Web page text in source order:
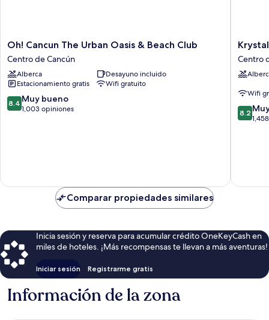
Oh!
Cancun
The
Urban
Oasis
&
Beach
Oh! Cancun The Urban Oasis & Beach Club
Centro de Cancún
Alberca
Desayuno incluido
Estacionamiento gratis
Wifi gratuito
8.4
de
8.4 Muy bueno
1,003 opiniones
Krystal
Urban
Cancun
&
Club
Centro
de
Centro
Wifi
8.2
de
8.2
Comparar propiedades similares
Inicia sesión y reserva para acumular crédito OneKeyCash en
miles de hoteles. ¡Más recompensas te llevan a más aventuras!
Iniciar sesión Registrarme gratis
Información de la zona